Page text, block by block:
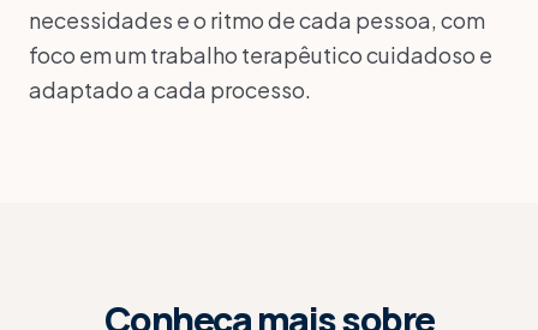
necessidades e o ritmo de cada pessoa, com
foco em um trabalho terapêutico cuidadoso e
adaptado a cada processo.
Conheça mais sobre